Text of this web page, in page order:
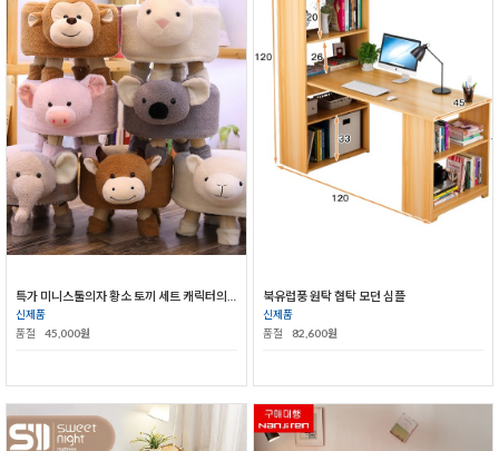
신제품
품절
45,000원
북유럽풍 원탁 협탁 모던 심플
신제품
품절
82,600원